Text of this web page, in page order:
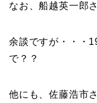
なお、船越英一郎
余談ですが・・・
で？？
他にも、佐藤浩市